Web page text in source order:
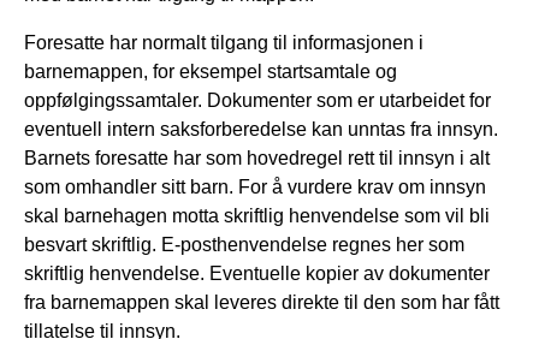
Foresatte har normalt tilgang til informasjonen i
barnemappen, for eksempel startsamtale og
oppfølgingssamtaler. Dokumenter som er utarbeidet for
eventuell intern saksforberedelse kan unntas fra innsyn.
Barnets foresatte har som hovedregel rett til innsyn i alt
som omhandler sitt barn. For å vurdere krav om innsyn
skal barnehagen motta skriftlig henvendelse som vil bli
besvart skriftlig. E-posthenvendelse regnes her som
skriftlig henvendelse. Eventuelle kopier av dokumenter
fra barnemappen skal leveres direkte til den som har fått
tillatelse til innsyn.